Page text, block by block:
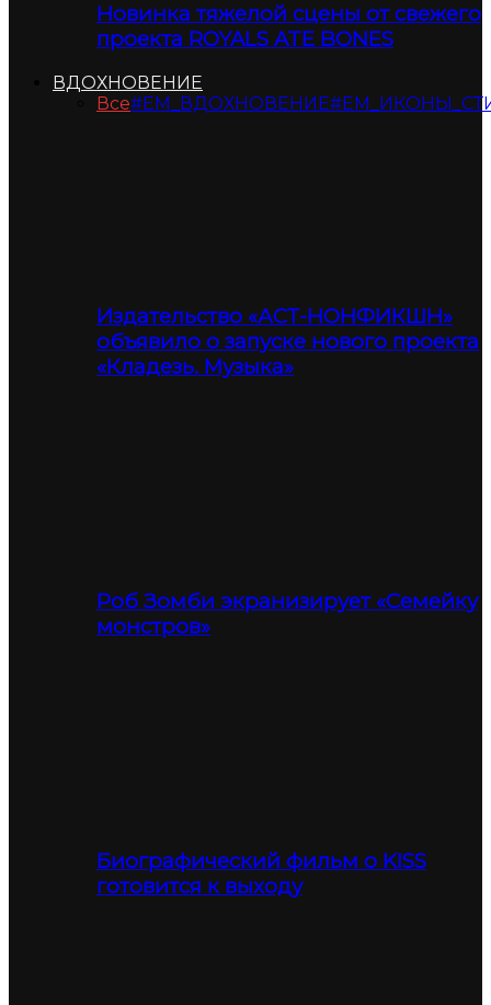
Новинка тяжелой сцены от свежего
проекта ROYALS ATE BONES
ВДОХНОВЕНИЕ
Все#ЕМ_ВДОХНОВЕНИЕ
Издательство «АСТ-НОНФИКШН»
объявило о запуске нового проекта
«Кладезь. Музыка»
Роб Зомби экранизирует «Семейку
монстров»
Биографический фильм о KISS
готовится к выходу